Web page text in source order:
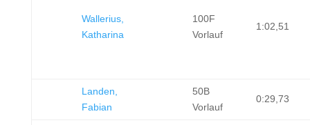
Wallerius,
Katharina
100F
Vorlauf
1:02,51
Landen,
Fabian
50B
Vorlauf
0:29,73